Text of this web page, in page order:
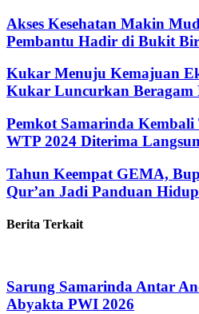
Akses Kesehatan Makin
Pembantu Hadir di Bukit
Kukar Menuju Kemajuan
Kukar Luncurkan Beragam
Pemkot Samarinda Kembali
WTP 2024 Diterima
Tahun Keempat GEMA,
Qur’an Jadi Panduan
Berita Terkait
Sarung Samarinda Antar
Abyakta PWI 2026